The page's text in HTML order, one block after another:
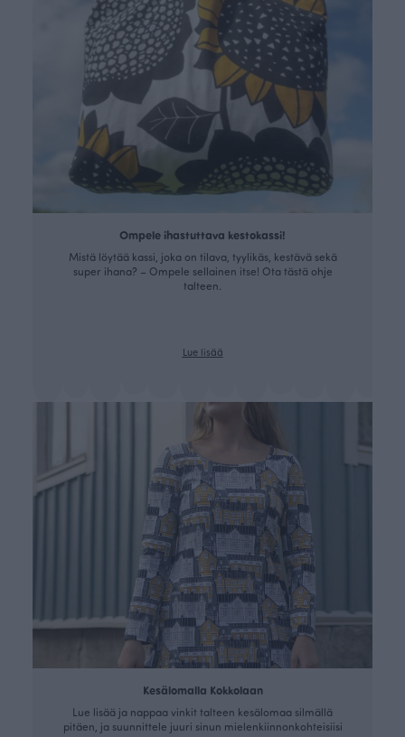
Ompele ihastuttava kestokassi!
Mistä löytää kassi, joka on tilava, tyylikäs, kestävä sekä
super ihana? – Ompele sellainen itse! Ota tästä ohje
talteen.
Lue lisää
Kesälomalla Kokkolaan
Lue lisää ja nappaa vinkit talteen kesälomaa silmällä
pitäen, ja suunnittele juuri sinun mielenkiinnonkohteisiisi